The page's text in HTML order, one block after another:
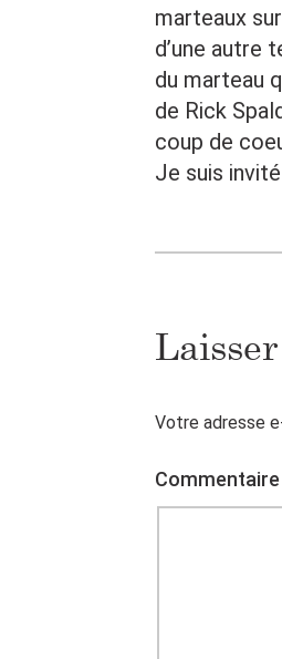
marteaux
d’une autre
du marteau
de Rick
coup de
Je suis
Votre adresse
Commentaire